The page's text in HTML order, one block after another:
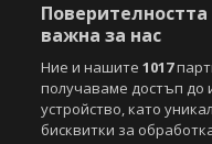
Copyright © 2007-2026
Този уебсайт е собственост на
За нас Екип За рекламa
Етични правила на НСС
Управление на
важна за нас
Ние и нашите1017
получаваме достъп
устройство, като
бисквитки за